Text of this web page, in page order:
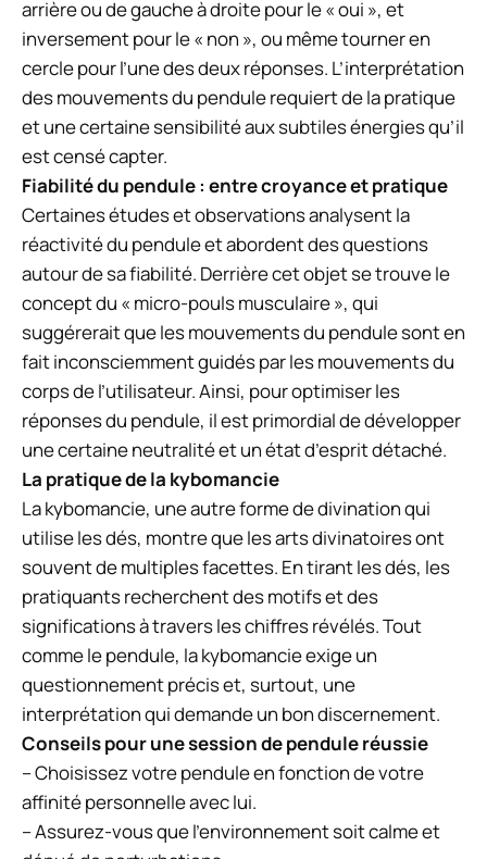
arrière ou de gauche à droite pour le « oui », et
inversement pour le « non », ou même tourner en
cercle pour l’une des deux réponses. L’interprétation
des mouvements du pendule requiert de la pratique
et une certaine sensibilité aux subtiles énergies qu’il
est censé capter.
Fiabilité du pendule : entre croyance et pratique
Certaines études et observations analysent la
réactivité du pendule et abordent des questions
autour de sa fiabilité. Derrière cet objet se trouve le
concept du « micro-pouls musculaire », qui
suggérerait que les mouvements du pendule sont en
fait inconsciemment guidés par les mouvements du
corps de l’utilisateur. Ainsi, pour optimiser les
réponses du pendule, il est primordial de développer
une certaine neutralité et un état d’esprit détaché.
La pratique de la kybomancie
La kybomancie, une autre forme de divination qui
utilise les dés, montre que les arts divinatoires ont
souvent de multiples facettes. En tirant les dés, les
pratiquants recherchent des motifs et des
significations à travers les chiffres révélés. Tout
comme le pendule, la kybomancie exige un
questionnement précis et, surtout, une
interprétation qui demande un bon discernement.
Conseils pour une session de pendule réussie
– Choisissez votre pendule en fonction de votre
affinité personnelle avec lui.
– Assurez-vous que l’environnement soit calme et